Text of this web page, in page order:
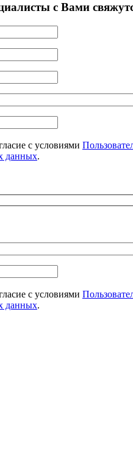
с Вами
с условиями
данных.
с условиями
данных.